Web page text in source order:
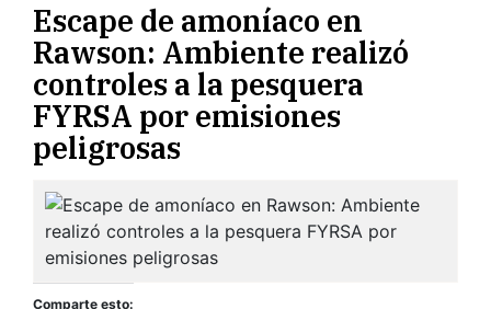
Escape de amoníaco en
Rawson: Ambiente realizó
controles a la pesquera
FYRSA por emisiones
peligrosas
Comparte esto: